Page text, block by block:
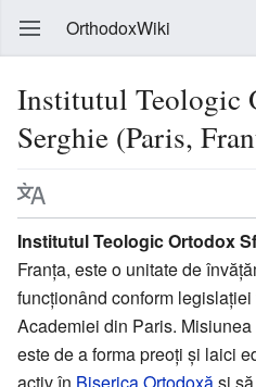
OrthodoxWiki
Institutul Teologic
Serghie (Paris,
Institutul Teologic Ortodox
Franța, este o unitate de
funcționând conform
Academiei din Paris.
este de a forma preoți și laici
activ în Biserica Ortodoxăși